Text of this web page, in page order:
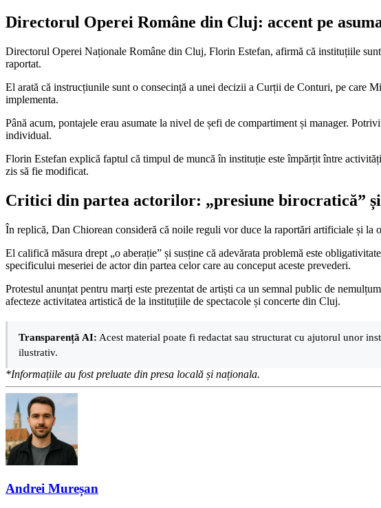
Directorul Operei Române din Cluj: accent pe
Directorul Operei Naționale Române din Cluj, Florin Estefan, afirmă că instituțiile
raportat.
El arată că instrucțiunile sunt o consecință a unei decizii a Curții de Conturi, pe care
implementa.
Până acum, pontajele erau asumate la nivel de șefi de compartiment și manager.
individual.
Florin Estefan explică faptul că timpul de muncă în instituție este împărțit între
zis să fie modificat.
Critici din partea actorilor: „presiune birocratică”
În replică, Dan Chiorean consideră că noile reguli vor duce la raportări artificiale și
El califică măsura drept „o aberație” și susține că adevărata problemă este
specificului meseriei de actor din partea celor care au conceput aceste prevederi.
Protestul anunțat pentru marți este prezentat de artiști ca un semnal public de
afecteze activitatea artistică de la instituțiile de spectacole și concerte din Cluj.
Transparență AI: Acest material poate fi redactat sau structurat cu ajutorul unor
ilustrativ.
*Informațiile au fost preluate din presa locală și naționala.
Andrei Mureșan